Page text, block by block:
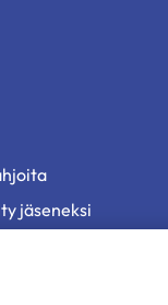
jäseneksi